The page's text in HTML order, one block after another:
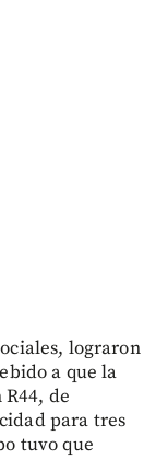
lograron
a que la
de
para tres
tuvo que